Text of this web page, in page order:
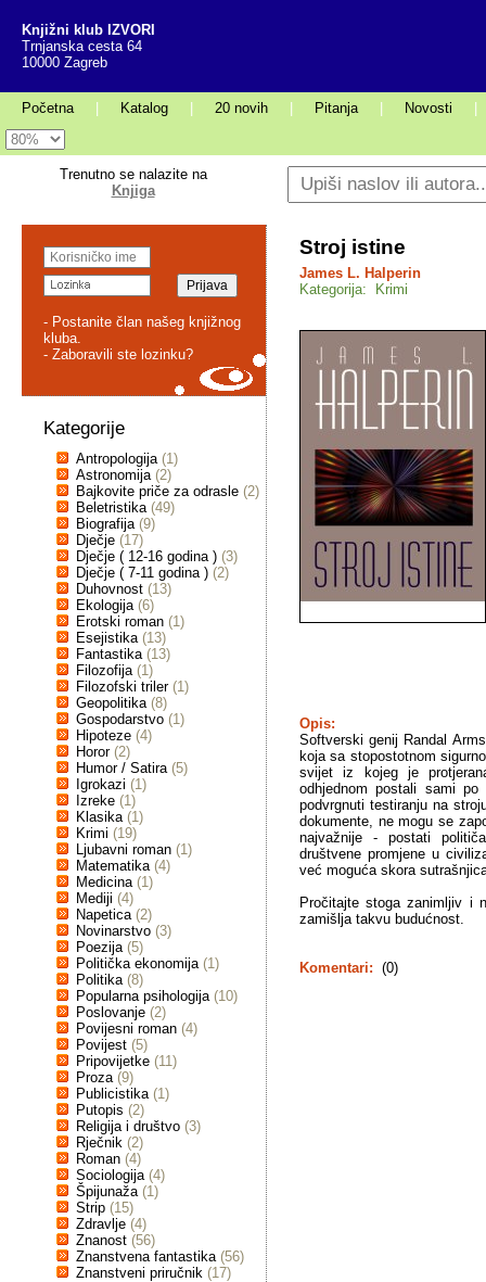
Knjižni klub IZVORI
Trnjanska cesta 64
10000 Zagreb
Početna Katalog 20 novih Pitanja Novosti
Trenutno se nalazite na
Knjiga
- Postanite član našeg knjižnog
kluba.
- Zaboravili ste lozinku?
Kategorije
Antropologija (1)
Astronomija (2)
Bajkovite priče za odrasle (2)
Beletristika (49)
Biografija (9)
Dječje (17)
Dječje ( 12-16 godina ) (3)
Dječje ( 7-11 godina ) (2)
Duhovnost (13)
Ekologija (6)
Erotski roman (1)
Esejistika (13)
Fantastika (13)
Filozofija (1)
Filozofski triler (1)
Geopolitika (8)
Gospodarstvo (1)
Hipoteze (4)
Horor (2)
Humor / Satira (5)
Igrokazi (1)
Izreke (1)
Klasika (1)
Krimi (19)
Ljubavni roman (1)
Matematika (4)
Medicina (1)
Mediji (4)
Napetica (2)
Novinarstvo (3)
Poezija (5)
Politička ekonomija (1)
Politika (8)
Popularna psihologija (10)
Poslovanje (2)
Povijesni roman (4)
Povijest (5)
Pripovijetke (11)
Proza (9)
Publicistika (1)
Putopis (2)
Religija i društvo (3)
Rječnik (2)
Roman (4)
Sociologija (4)
Špijunaža (1)
Strip (15)
Zdravlje (4)
Znanost (56)
Znanstvena fantastika (56)
Znanstveni priručnik (17)
Stroj istine
James L. Halperin
Kategorija: Krimi
Opis:
Softverski genij Randal
koja sa stopostotnom
svijet iz kojeg je
odhjednom postali sami
podvrgnuti testiranju na
dokumente, ne mogu se
najvažnije - postati
društvene promjene u
već moguća skora
Pročitajte stoga zanimljiv i
zamišlja takvu budućnost.
Komentari: (0)